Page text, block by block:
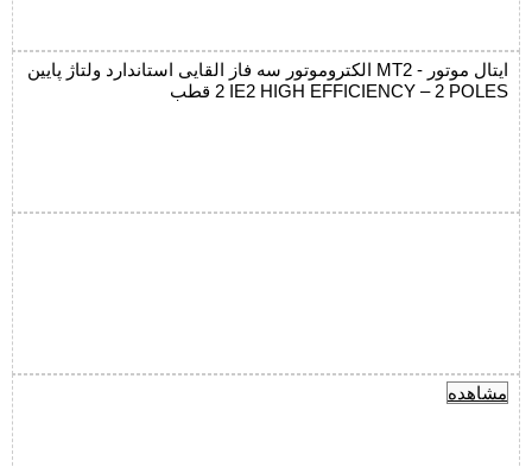
الکتروموتور سه فاز القایی استاندارد ولتاژ پایین MT2 ایتال موتور -
2 قطب IE2 HIGH EFFICIENCY – 2 POLES
مشاهده